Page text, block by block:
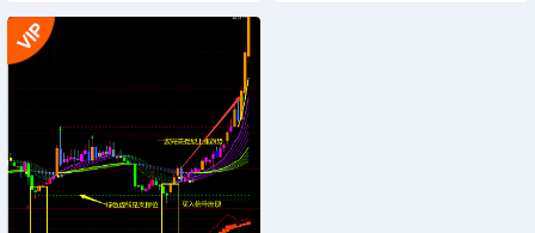
标公式飞狐股票指标公式模
板看盘辅助插件指示器软件